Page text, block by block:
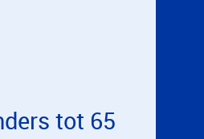
tot 65